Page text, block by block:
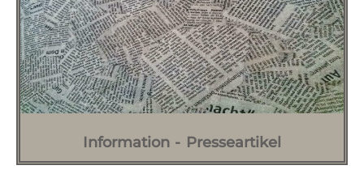
Information - Presseartikel